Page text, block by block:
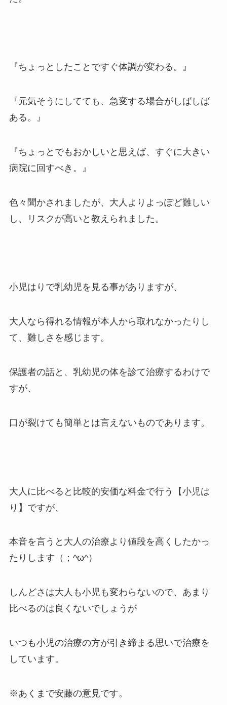
『ちょっとしたことですぐ体調が変わる。』
『元気そうにしてても、急変する場合がしばしば
ある。』
『ちょっとでもおかしいと思えば、すぐに大きい
病院に回すべき。』
色々聞かされましたが、大人よりよっぽど難しい
し、リスクが高いと教えられました。
小児はりで乳幼児を見る事がありますが、
大人なら得れる情報が本人から取れなかったりし
て、難しさを感じます。
保護者の話と、乳幼児の体を診て治療するわけで
すが、
口が裂けても簡単とは言えないものであります。
大人に比べると比較的安価な料金で行う【小児は
り】ですが、
本音を言うと大人の治療より値段を高くしたかっ
たりします（；^ω^）
しんどさは大人も小児も変わらないので、あまり
比べるのは良くないでしょうが
いつも小児の治療の方が引き締まる思いで治療を
しています。
※あくまで安藤の意見です。